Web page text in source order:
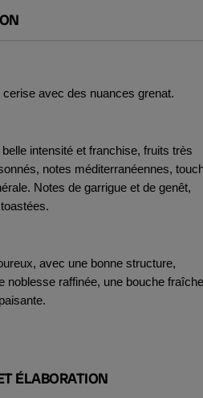
cerise avec des nuances grenat.
intensité et franchise, fruits très
notes méditerranéennes,
Notes de garrigue et de genêt,
avec une bonne structure,
noblesse raffinée, une bouche fraîche
ÉLABORATION